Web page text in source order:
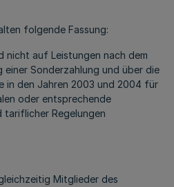
folgende Fassung:
nicht auf Leistungen nach dem
einer Sonderzahlung und über die
in den Jahren 2003 und 2004 für
oder entsprechende
tariflicher Regelungen
Mitglieder des